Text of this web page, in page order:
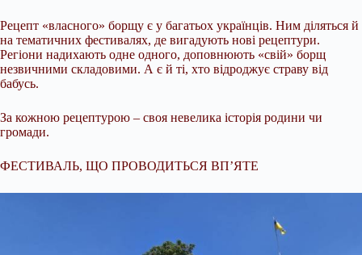
Рецепт «власного» борщу є у багатьох українців. Ним діляться й
на тематичних фестивалях, де вигадують нові рецептури.
Регіони надихають одне одного, доповнюють «свій» борщ
незвичними складовими. А є й ті, хто відроджує страву від
бабусь.
За кожною рецептурою – своя невелика історія родини чи
громади.
ФЕСТИВАЛЬ, ЩО ПРОВОДИТЬСЯ ВП’ЯТЕ